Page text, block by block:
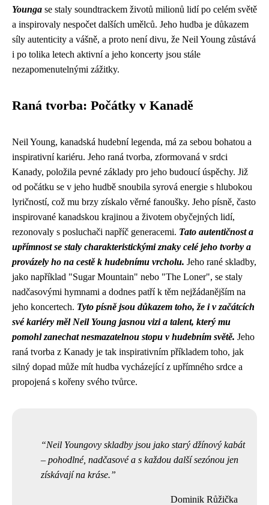
Younga se staly soundtrackem životů milionů lidí po celém světě
a inspirovaly nespočet dalších umělců. Jeho hudba je důkazem
síly autenticity a vášně, a proto není divu, že Neil Young zůstává
i po tolika letech aktivní a jeho koncerty jsou stále
nezapomenutelnými zážitky.
Raná tvorba: Počátky v Kanadě
Neil Young, kanadská hudební legenda, má za sebou bohatou a
inspirativní kariéru. Jeho raná tvorba, zformovaná v srdci
Kanady, položila pevné základy pro jeho budoucí úspěchy. Již
od počátku se v jeho hudbě snoubila syrová energie s hlubokou
lyričností, což mu brzy získalo věrné fanoušky. Jeho písně, často
inspirované kanadskou krajinou a životem obyčejných lidí,
rezonovaly s posluchači napříč generacemi. Tato autentičnost a
upřímnost se staly charakteristickými znaky celé jeho tvorby a
provázely ho na cestě k hudebnímu vrcholu. Jeho rané skladby,
jako například "Sugar Mountain" nebo "The Loner", se staly
nadčasovými hymnami a dodnes patří k těm nejžádanějším na
jeho koncertech. Tyto písně jsou důkazem toho, že i v začátcích
své kariéry měl Neil Young jasnou vizi a talent, který mu
pomohl zanechat nesmazatelnou stopu v hudebním světě. Jeho
raná tvorba z Kanady je tak inspirativním příkladem toho, jak
silný dopad může mít hudba vycházející z upřímného srdce a
propojená s kořeny svého tvůrce.
Neil Youngovy skladby jsou jako starý džínový kabát
– pohodlné, nadčasové a s každou další sezónou jen
získávají na kráse.
Dominik Růžička